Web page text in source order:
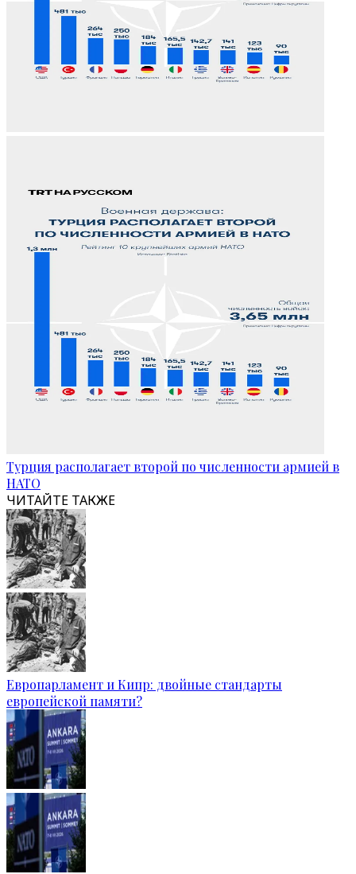
Турция располагает второй по численности армией в
НАТО
ЧИТАЙТЕ ТАКЖЕ
Европарламент и Кипр: двойные стандарты
европейской памяти?